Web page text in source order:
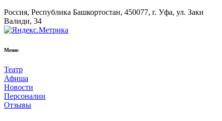
Россия, Республика Башкортостан, 450077, г. Уфа, ул. Заки
Валиди, 34
Меню
Театр
Афиша
Новости
Персоналии
Отзывы